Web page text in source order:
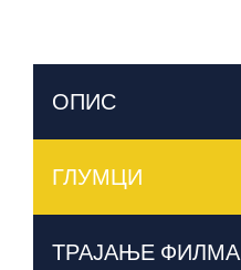
ОПИС
ГЛУМЦИ
ТРАЈАЊЕ ФИЛМА